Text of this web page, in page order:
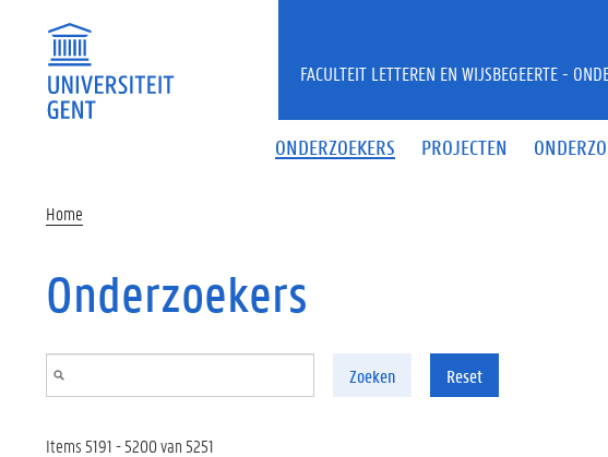
ONDERZOEKERS PROJECTEN
FACULTEIT LETTEREN EN WIJSBEGEERTE -
Home
Onderzoekers
Zoeken Reset
Items 5191 - 5200 van 5251